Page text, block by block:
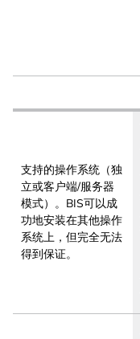
支持的操作系统（独
立或客户端/服务器
模式）。BIS可以成
功地安装在其他操作
系统上，但完全无法
得到保证。